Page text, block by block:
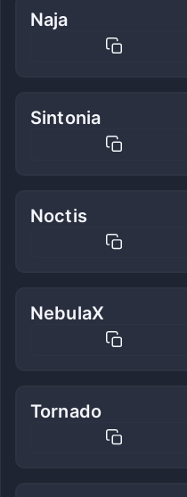
Naja
Sintonia
Noctis
NebulaX
Tornado